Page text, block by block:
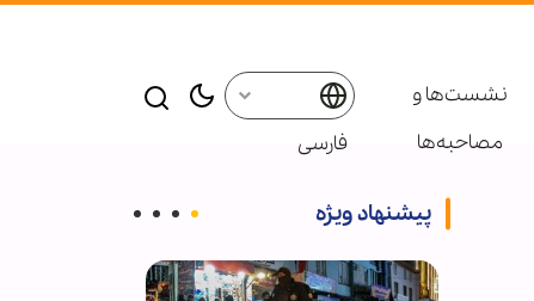
نشست‌ها و
مصاحبه‌ها
فارسی
پیشنهاد ویژه